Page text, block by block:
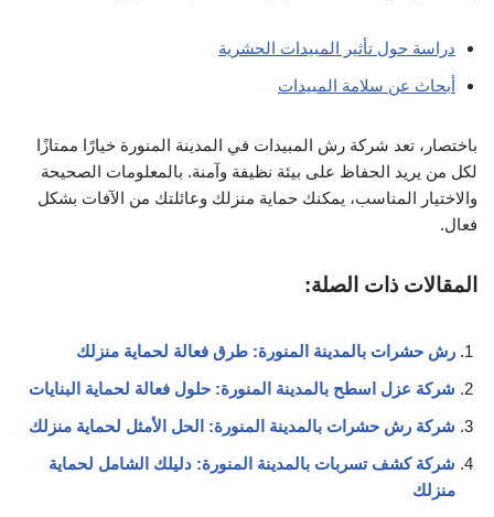
دراسة حول تأثير المبيدات الحشرية
أبحاث عن سلامة المبيدات
باختصار، تعد شركة رش المبيدات في المدينة المنورة خيارًا ممتازًا
لكل من يريد الحفاظ على بيئة نظيفة وآمنة. بالمعلومات الصحيحة
والاختيار المناسب، يمكنك حماية منزلك وعائلتك من الآفات بشكل
فعال.
المقالات ذات الصلة:
رش حشرات بالمدينة المنورة: طرق فعالة لحماية منزلك
شركة عزل اسطح بالمدينة المنورة: حلول فعالة لحماية البنايات
شركة رش حشرات بالمدينة المنورة: الحل الأمثل لحماية منزلك
شركة كشف تسربات بالمدينة المنورة: دليلك الشامل لحماية
منزلك